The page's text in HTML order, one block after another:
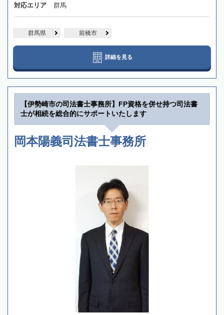
対応エリア 群馬
群馬県 前橋市
詳細を見る
【伊勢崎市の司法書士事務所】FP資格を併せ持つ司法書
士が相続を総合的にサポートいたします
岡本陽義司法書士事務所